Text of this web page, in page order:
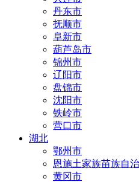
丹东市
抚顺市
阜新市
葫芦岛市
锦州市
辽阳市
盘锦市
沈阳市
铁岭市
营口市
湖北
鄂州市
恩施土家族苗族自
黄冈市